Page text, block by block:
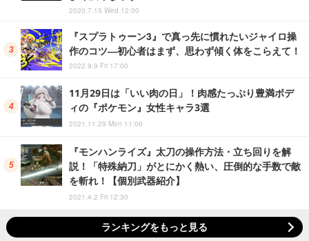
2020.7.15 Wed 12:00
『スプラトゥーン3』で真っ先に慣れたいジャイロ操
作のコツ―初心者はまず、思わず傾く体をこらえて！
2022.9.9 Fri 17:00
11月29日は「いい肉の日」！肉感たっぷり豊満ボデ
ィの『ポケモン』女性キャラ3選
2021.11.29 Mon 11:06
『モンハンライズ』太刀の操作方法・立ち回りを解
説！「特殊納刀」がとにかく熱い、圧倒的な手数で敵
を斬れ！【個別武器紹介】
2021.4.2 Fri 12:30
ランキングをもっと見る